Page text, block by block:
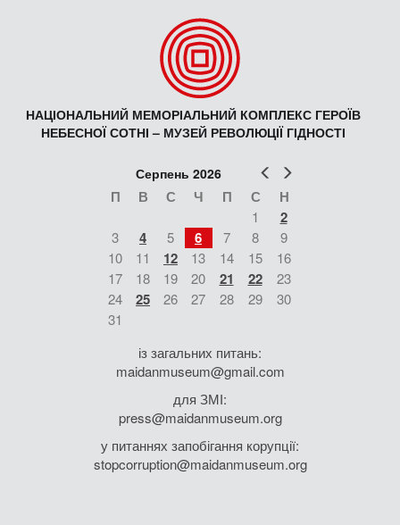
НАЦІОНАЛЬНИЙ МЕМОРІАЛЬНИЙ КОМПЛЕКС ГЕРОЇВ
НЕБЕСНОЇ СОТНІ – МУЗЕЙ РЕВОЛЮЦІЇ ГІДНОСТІ
Попер
Серпень 2026
П В С Ч П С Н
1 2
3 4 5 6 7 8
9
10
11 12 13 14 15
16
17
18 19 20 21 22
23
24
25 26 27 28 29
30
31
із загальних питань:
maidanmuseum@gmail.com
для ЗМІ:
press@maidanmuseum.org
у питаннях запобігання корупції:
stopcorruption@maidanmuseum.org